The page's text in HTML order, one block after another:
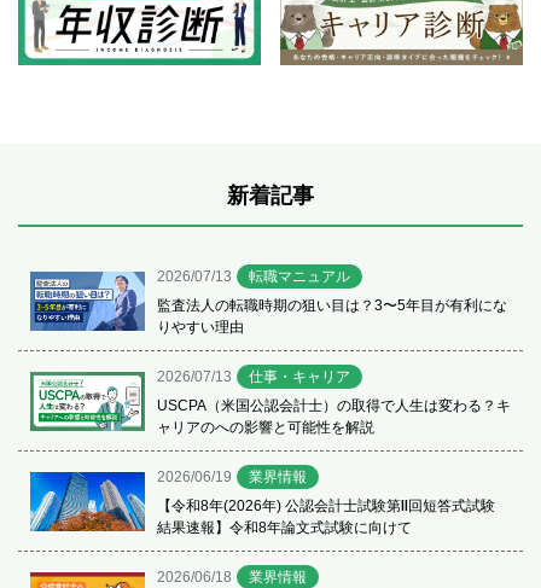
新着記事
2026/07/13
転職マニュアル
監査法人の転職時期の狙い目は？3〜5年目が有利にな
りやすい理由
2026/07/13
仕事・キャリア
USCPA（米国公認会計士）の取得で人生は変わる？キ
ャリアのへの影響と可能性を解説
2026/06/19
業界情報
【令和8年(2026年) 公認会計士試験第Ⅱ回短答式試験
結果速報】令和8年論文式試験に向けて
2026/06/18
業界情報